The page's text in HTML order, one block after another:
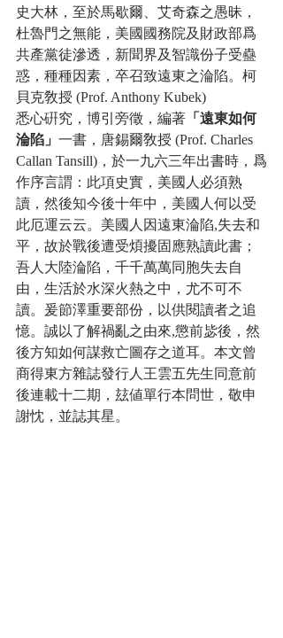
史大林，至於馬歇爾、艾奇森之愚昧，
杜魯門之無能，美國國務院及財政部爲
共產黨徒滲透，新聞界及智識份子受蠱
惑，種種因素，卒召致遠東之淪陷。柯
貝克敎授 (Prof. Anthony Kubek)
悉心硏究，博引旁徵，編著 「遠東如何
淪陷」 一書，唐錫爾敎授 (Prof. Charles
Callan Tansill)，於一九六三年出書時，爲
作序言謂：此項史實，美國人必須熟
讀，然後知今後十年中，美國人何以受
此厄運云云。美國人因遠東淪陷,失去和
平，故於戰後遭受煩擾固應熟讀此書；
吾人大陸淪陷，千千萬萬同胞失去自
由，生活於水深火熱之中，尤不可不
讀。爰節澤重要部份，以供閱讀者之追
憶。誠以了解禍亂之由來,懲前毖後，然
後方知如何謀救亡圖存之道耳。本文曾
商得東方雜誌發行人王雲五先生同意前
後連載十二期，玆値單行本問世，敬申
謝忱，並誌其星。